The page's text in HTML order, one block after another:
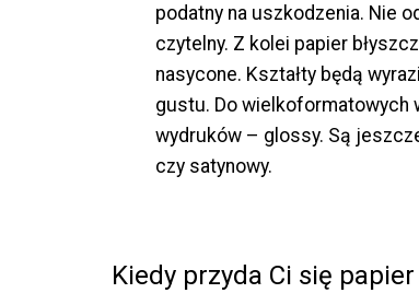
podatny na uszkodzenia. Nie
czytelny. Z kolei papier
nasycone. Kształty będą
gustu. Do wielkoformatowych
wydruków – glossy. Są
czy satynowy.
Kiedy przyda Ci się